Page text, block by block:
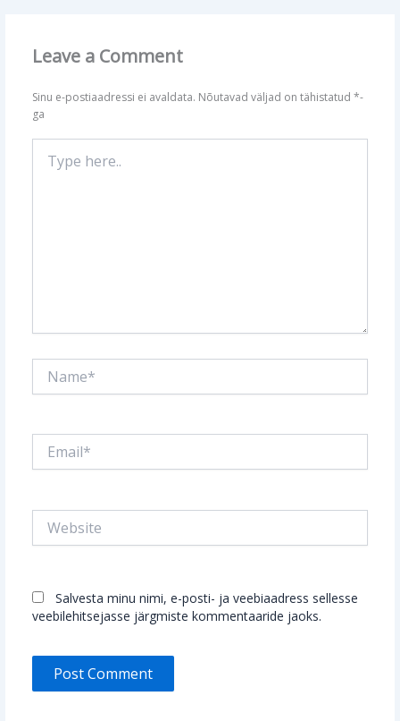
Leave a Comment
Sinu e-postiaadressi ei avaldata. Nõutavad väljad on tähistatud*-
ga
here..
Salvesta minu nimi, e-posti- ja veebiaadress sellesse
veebilehitsejasse järgmiste kommentaaride jaoks.